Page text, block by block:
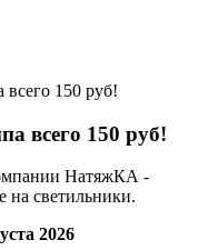
150 руб!
всего 150 руб!
НатяжКА -
на светильники.
2026